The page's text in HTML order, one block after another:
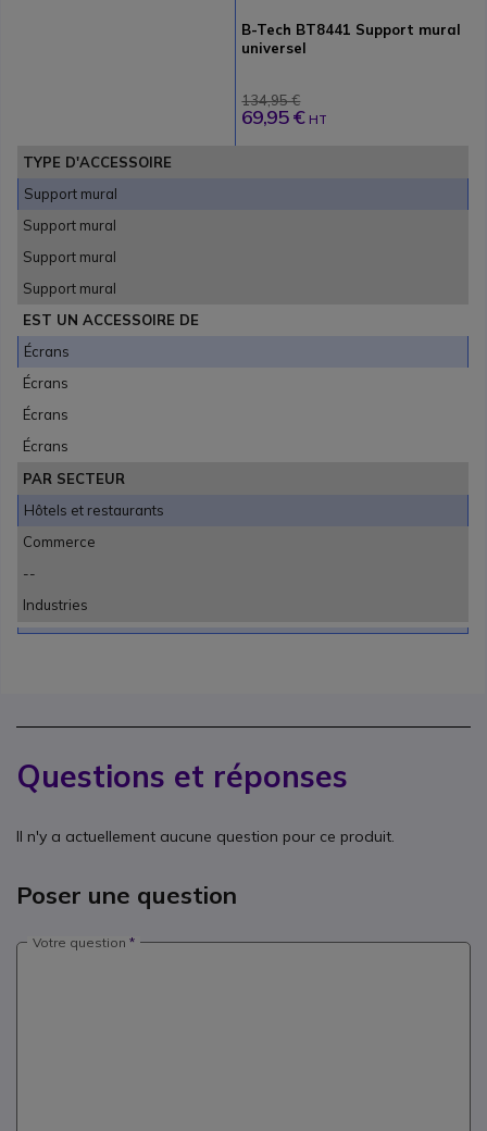
B-Tech BT8441 Support mural
universel
134,95 €
69,95 € HT
TYPE D'ACCESSOIRE
Support mural
Support mural
Support mural
Support mural
EST UN ACCESSOIRE DE
Écrans
Écrans
Écrans
Écrans
PAR SECTEUR
Hôtels et restaurants
Commerce
--
Industries
Questions et réponses
Il n'y a actuellement aucune question pour ce produit.
Poser une question
Votre question